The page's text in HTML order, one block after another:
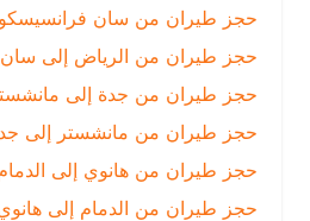
حجز طيران من سان فرانسيسكو إلى
حجز طيران من الرياض إلى سان
حجز طيران من جدة إلى مانشستر |
حجز طيران من مانشستر إلى جدة
حجز طيران من هانوي إلى الدمام
|
حجز طيران من الدمام إلى هانوي
|